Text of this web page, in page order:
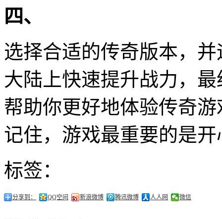
四、
选择合适的传奇版本，
大陆上快速提升战力，
帮助你更好地体验传奇
记住，游戏最重要的是
标签：
分享到： QQ空间 新浪微博 腾讯微博 人人网 微信